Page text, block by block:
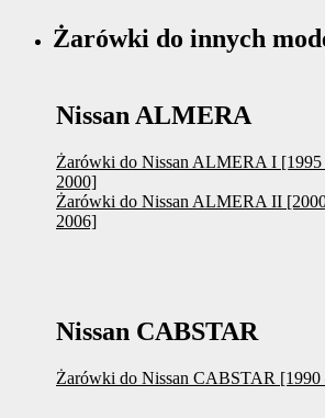
Żarówki do innych
Nissan ALMERA
Żarówki do Nissan ALMERA I [1995
2000]
Żarówki do Nissan ALMERA II
2006]
Nissan CABSTAR
Żarówki do Nissan CABSTAR [1990